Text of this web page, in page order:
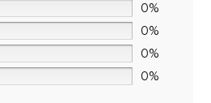
0%
0%
0%
0%